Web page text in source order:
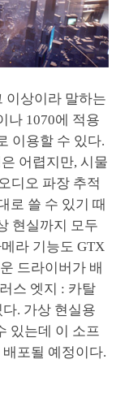
이상이라 말하는
나 1070에 적용
이용할 수 있다.
어렵지만, 시물
디오 파장 추적
로 쓸 수 있기 때
현실까지 모두
라 기능도 GTX
드라이버가 배
스 엣지 : 카탈
. 가상 현실용
있는데 이 소프
포될 예정이다.